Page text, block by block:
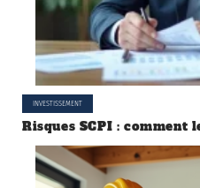
INVESTISSEMENT
Risques SCPI : comment